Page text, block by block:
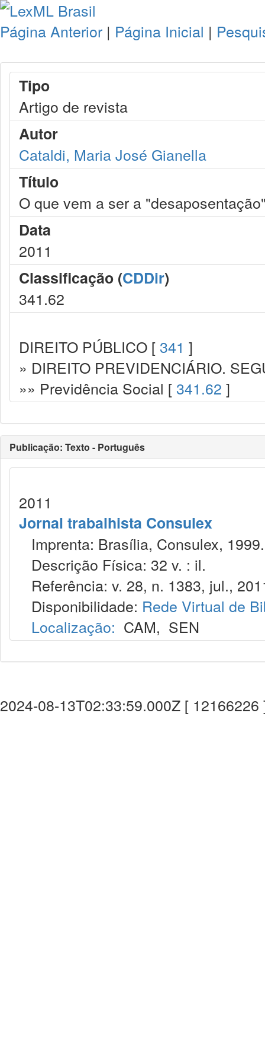
Página Anterior | Página Inicial |
Tipo
Artigo de revista
Autor
Cataldi, Maria José Gianella
Título
O que vem a ser a
Data
2011
Classificação (CDDir)
341.62
DIREITO PÚBLICO [ 341 ]
» DIREITO PREVIDENCIÁRIO.
»» Previdência Social [ 341.62 ]
Publicação: Texto - Português
2011
Jornal trabalhista Consulex
Imprenta: Brasília, Consulex, 1999.
Descrição Física: 32 v. : il.
Referência: v. 28, n. 1383, jul.,
Disponibilidade: Rede Virtual de
Localização: CAM, SEN
2024-08-13T02:33:59.000Z [ 12166226